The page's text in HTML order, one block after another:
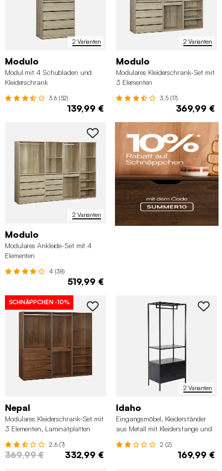
2 Varianten
Modulo
Modul mit 4 Schubladen und
Kleiderschrank
3.6 (52)
139,99 €
2 Varianten
Modulo
Modulares Kleiderschrank-Set mit
3 Elementen
3.5 (17)
369,99 €
2 Varianten
Modulo
Modulares Ankleide-Set mit 4
Elementen
4 (38)
519,99 €
SCHNÄPPCHEN -10%
Nepal
Modulares Kleiderschrank-Set mit
3 Elementen, Laminatplatten
2.6 (7)
369,99 € 332,99 €
2 Varianten
Idaho
Eingangsmöbel, Kleiderständer
aus Metall mit Kleiderstange und
2 (2)
169,99 €